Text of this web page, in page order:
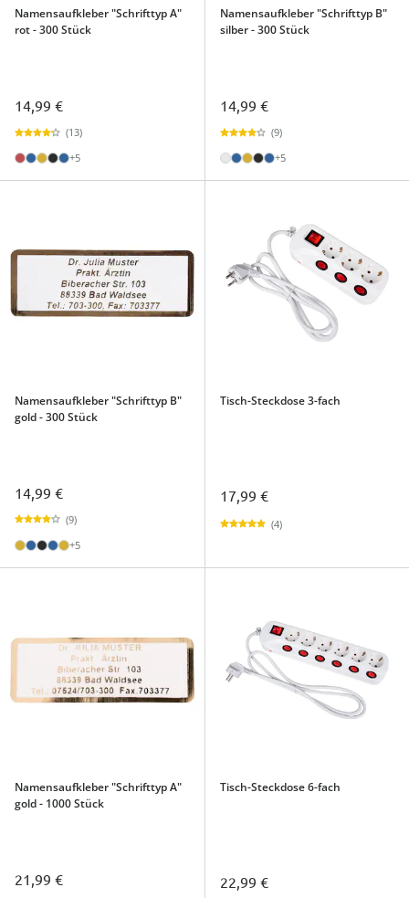
Namensaufkleber "Schrifttyp A"
rot - 300 Stück
14,99 €
(13)
+5
Namensaufkleber "Schrifttyp B"
silber - 300 Stück
14,99 €
(9)
+5
Namensaufkleber "Schrifttyp B"
gold - 300 Stück
14,99 €
(9)
+5
Tisch-Steckdose 3-fach
17,99 €
(4)
Namensaufkleber "Schrifttyp A"
gold - 1000 Stück
21,99 €
Tisch-Steckdose 6-fach
22,99 €